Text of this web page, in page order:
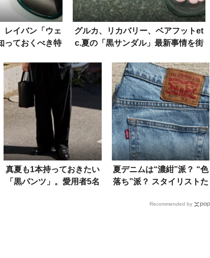
レイバン「ウェ
っておくべき特
グルカ、リカバリー、ベアフットet
c.夏の「黒サンダル」最新事情を街
真夏も1本持っておきたい
「黒パンツ」。愛用者5名
夏デニムは“濃紺”派？ “色
落ち”派？ スタイリストた
イテムを大公開！
Recommended by